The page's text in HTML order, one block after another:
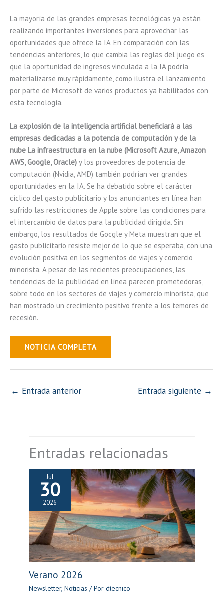
La mayoría de las grandes empresas tecnológicas ya están
realizando importantes inversiones para aprovechar las
oportunidades que ofrece la IA. En comparación con las
tendencias anteriores, lo que cambia las reglas del juego es
que la oportunidad de ingresos vinculada a la IA podría
materializarse muy rápidamente, como ilustra el lanzamiento
por parte de Microsoft de varios productos ya habilitados con
esta tecnología.
La explosión de la inteligencia artificial beneficiará a las
empresas dedicadas a la potencia de computación y de la
nube La infraestructura en la nube (Microsoft Azure, Amazon
AWS, Google, Oracle) y los proveedores de potencia de
computación (Nvidia, AMD) también podrían ver grandes
oportunidades en la IA. Se ha debatido sobre el carácter
cíclico del gasto publicitario y los anunciantes en línea han
sufrido las restricciones de Apple sobre las condiciones para
el intercambio de datos para la publicidad dirigida. Sin
embargo, los resultados de Google y Meta muestran que el
gasto publicitario resiste mejor de lo que se esperaba, con una
evolución positiva en los segmentos de viajes y comercio
minorista. A pesar de las recientes preocupaciones, las
tendencias de la publicidad en línea parecen prometedoras,
sobre todo en los sectores de viajes y comercio minorista, que
han mostrado un crecimiento positivo frente a los temores de
recesión.
NOTICIA COMPLETA
← Entrada anterior Entrada siguiente →
Entradas relacionadas
Jul
30
2026
Verano 2026
Newsletter, Noticias / Por dtecnico